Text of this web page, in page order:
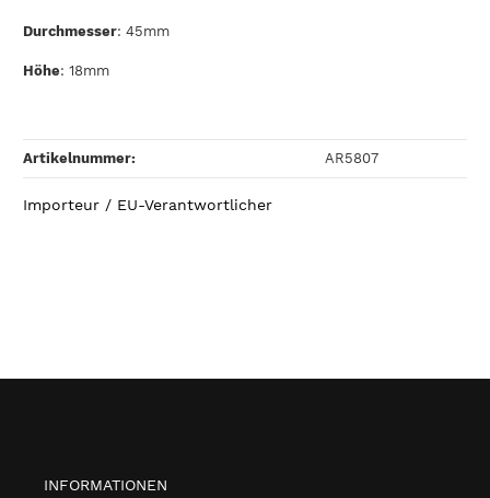
Durchmesser: 45mm
Höhe: 18mm
Artikelnummer: AR5807
Importeur / EU-Verantwortlicher
INFORMATIONEN